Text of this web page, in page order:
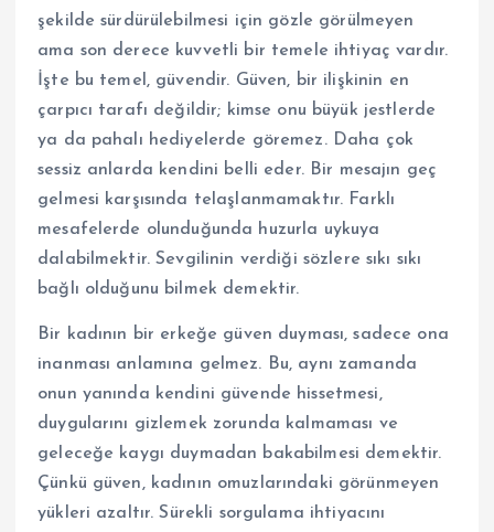
şekilde sürdürülebilmesi için gözle görülmeyen
ama son derece kuvvetli bir temele ihtiyaç vardır.
İşte bu temel, güvendir. Güven, bir ilişkinin en
çarpıcı tarafı değildir; kimse onu büyük jestlerde
ya da pahalı hediyelerde göremez. Daha çok
sessiz anlarda kendini belli eder. Bir mesajın geç
gelmesi karşısında telaşlanmamaktır. Farklı
mesafelerde olunduğunda huzurla uykuya
dalabilmektir. Sevgilinin verdiği sözlere sıkı sıkı
bağlı olduğunu bilmek demektir.
Bir kadının bir erkeğe güven duyması, sadece ona
inanması anlamına gelmez. Bu, aynı zamanda
onun yanında kendini güvende hissetmesi,
duygularını gizlemek zorunda kalmaması ve
geleceğe kaygı duymadan bakabilmesi demektir.
Çünkü güven, kadının omuzlarındaki görünmeyen
yükleri azaltır. Sürekli sorgulama ihtiyacını